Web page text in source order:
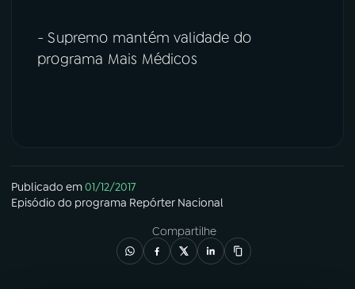
- Supremo mantém validade do
programa Mais Médicos
Publicado em01/12/2017
Episódio do programa Repórter Nacional
Compartilhe